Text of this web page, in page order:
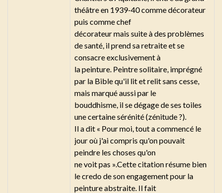
théâtre en 1939-40 comme décorateur
puis comme chef
décorateur mais suite à des problèmes
de santé, il prend sa retraite et se
consacre exclusivement à
la peinture. Peintre solitaire, imprégné
par la Bible qu'il lit et relit sans cesse,
mais marqué aussi par le
bouddhisme, il se dégage de ses toiles
une certaine sérénité (zénitude ?).
Il a dit « Pour moi, tout a commencé le
jour où j'ai compris qu'on pouvait
peindre les choses qu'on
ne voit pas ».Cette citation résume bien
le credo de son engagement pour la
peinture abstraite. Il fait